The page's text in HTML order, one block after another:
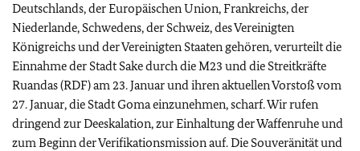
Deutschlands, der Europäischen Union, Frankreichs, der
Niederlande, Schwedens, der Schweiz, des Vereinigten
Königreichs und der Vereinigten Staaten gehören, verurteilt die
Einnahme der Stadt Sake durch die M23 und die Streitkräfte
Ruandas (RDF) am 23. Januar und ihren aktuellen Vorstoß vom
27. Januar, die Stadt Goma einzunehmen, scharf. Wir rufen
dringend zur Deeskalation, zur Einhaltung der Waffenruhe und
zum Beginn der Verifikationsmission auf. Die Souveränität und